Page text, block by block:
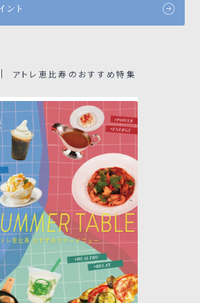
アトレ恵比寿のおすすめ特集